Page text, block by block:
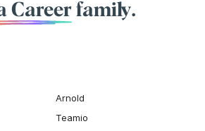
Career family.
Arnold
Teamio